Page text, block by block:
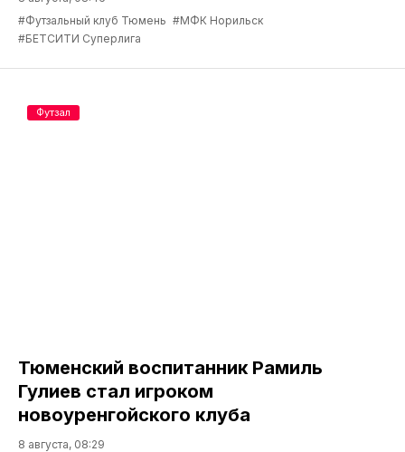
#Футзальный клуб Тюмень #МФК Норильск
#БЕТСИТИ Суперлига
Тюменский воспитанник Рамиль
Гулиев стал игроком
новоуренгойского клуба
8 августа, 08:29
Футзал